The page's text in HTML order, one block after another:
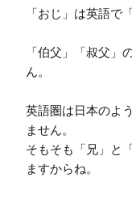
「おじ」は英語で
「伯父」「叔父」
ん。
英語圏は日本のよ
ません。
そもそも「兄」と
ますからね。